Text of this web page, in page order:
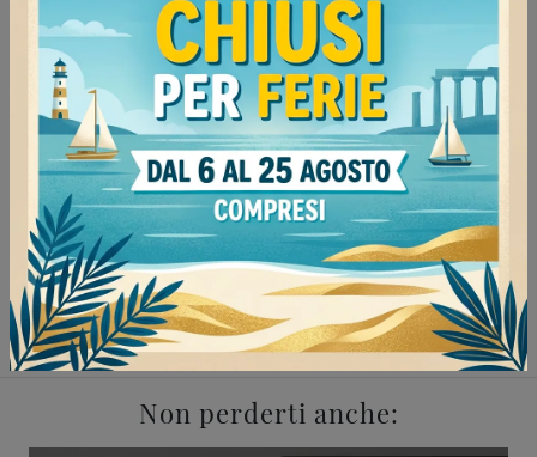
Mortara75 Pavia
Vigevano
76
Continua a navigare
Librerie Sangiacomo Pavia
Librerie Sangiacomo Milano
Librerie Sangiacomo Vigevano
Librerie Sangiacomo Mortara
Non perderti anche: